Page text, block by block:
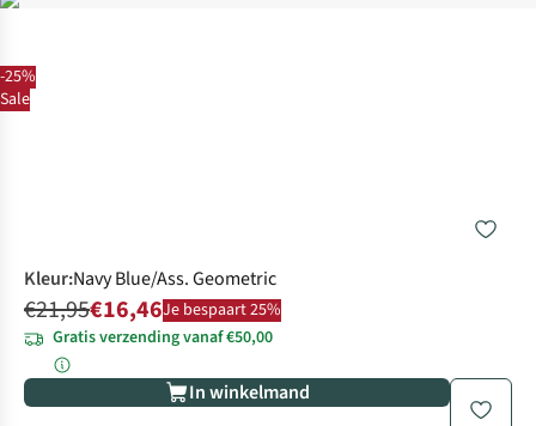
-25%
Sale
Kleur:Navy Blue/Ass. Geometric
€21,95€16,46Je bespaart 25%
Gratis verzending vanaf €50,00
In winkelmand